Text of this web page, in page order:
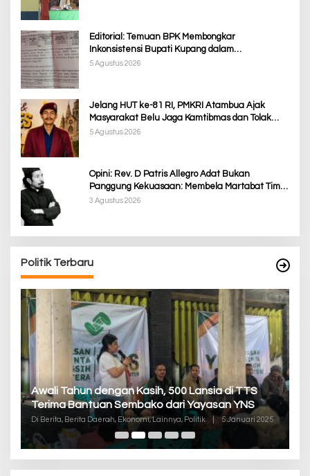
Editorial: Temuan BPK Membongkar
Inkonsistensi Bupati Kupang dalam
Menjalankan Regulasi
5 Agustus 2026
Jelang HUT ke-81 RI, PMKRI Atambua Ajak
Masyarakat Belu Jaga Kamtibmas dan Tolak
Provokasi
5 Agustus 2026
Opini: Rev. D Patris Allegro Adat Bukan
Panggung Kekuasaan: Membela Martabat Timor
dari Politik Simbolik
3 Agustus 2026
Politik Terbaru
Awali Tahun dengan Kasih, 500 Lansia di TTS
Terima Bantuan Sembako dari Yayasan YNS
Di Berita, Berita Daerah, Ekonomi, Lainnya, Politik 5 Januari 2025